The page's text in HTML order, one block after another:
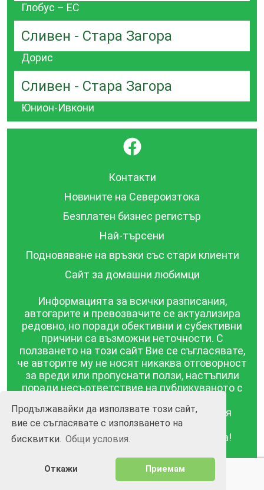
Продължавайки да използвате този сайт,
вие се съгласявате с използването на
бисквитки. Общи условия.
Откажи Приемам
Глобус – ЕС
Сливен - Стара Загора
Дорис
Сливен - Стара Загора
Юнион-Ивкони
}
Контакти
Новините на Североизтока
Безплатен бизнес регистър
Най-търсени
Подновяване на връзки със стари клиенти
Сайт за домашни любимци
Информацията за всички разписания,
автогарите и превозвачите се актуализира
редовно, но поради обективни и субективни
причини са възможни неточности. С
ползването на този сайт Вие се съгласявате,
че авторите му не носят никаква отговорност
за вреди или пропуснати ползи, настъпили
поради несъответствие на публикуваното с
публикувана в този сайт се предоставя
такава каквато е, без гаранция за
съответствието ѝ с действителността!
BGrazpisanie.com © 2008 - 2026, Всички права
Изработка на уебсайт и софтуер